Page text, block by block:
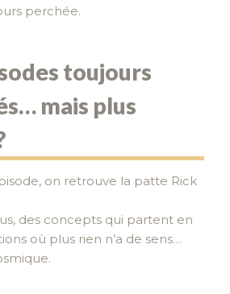
perchée.
toujours
mais plus
on retrouve la patte Rick
des concepts qui partent en
où plus rien n’a de sens…